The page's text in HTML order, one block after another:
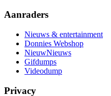
Aanraders
Nieuws & entertainment
Donnies Webshop
NieuwNieuws
Gifdumps
Videodump
Privacy